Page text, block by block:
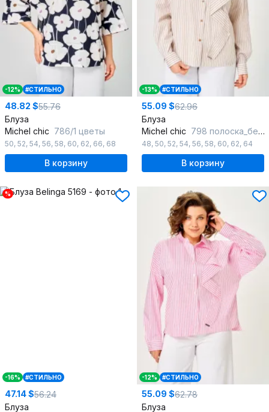
-12% #СТИЛЬНО
48.82 $55.76
Блуза
Michel chic 786/1 цветы
50, 52, 54, 56, 58, 60, 62, 66, 68
В корзину
-13% #СТИЛЬНО
55.09 $62.96
Блуза
Michel chic 798 полоска_бежевая
48, 50, 52, 54, 56, 58, 60, 62, 64
В корзину
%
-16% #СТИЛЬНО
47.14 $56.24
Блуза
-12% #СТИЛЬНО
55.09 $62.78
Блуза